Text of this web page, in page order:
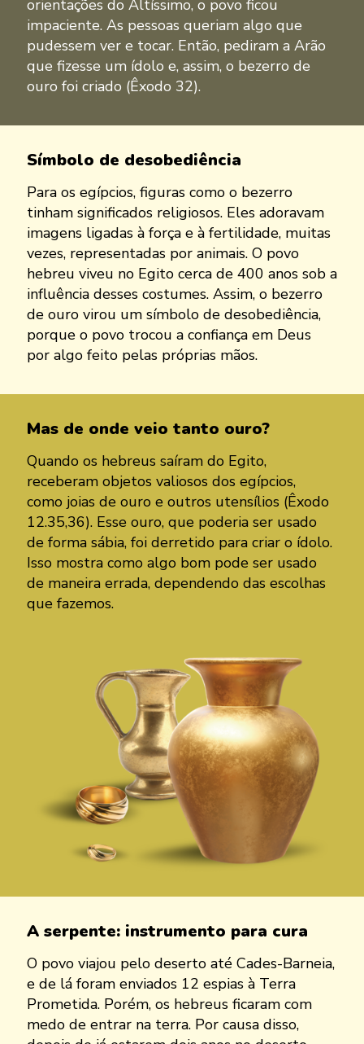
orientações do Altíssimo, o povo ficou
impaciente. As pessoas queriam algo que
pudessem ver e tocar. Então, pediram a Arão
que fizesse um ídolo e, assim, o bezerro de
ouro foi criado (Êxodo 32).
Símbolo de desobediência
Para os egípcios, figuras como o bezerro
tinham significados religiosos. Eles adoravam
imagens ligadas à força e à fertilidade, muitas
vezes, representadas por animais. O povo
hebreu viveu no Egito cerca de 400 anos sob a
influência desses costumes. Assim, o bezerro
de ouro virou um símbolo de desobediência,
porque o povo trocou a confiança em Deus
por algo feito pelas próprias mãos.
Mas de onde veio tanto ouro?
Quando os hebreus saíram do Egito,
receberam objetos valiosos dos egípcios,
como joias de ouro e outros utensílios (Êxodo
12.35,36). Esse ouro, que poderia ser usado
de forma sábia, foi derretido para criar o ídolo.
Isso mostra como algo bom pode ser usado
de maneira errada, dependendo das escolhas
que fazemos.
A serpente: instrumento para cura
O povo viajou pelo deserto até Cades-Barneia,
e de lá foram enviados 12 espias à Terra
Prometida. Porém, os hebreus ficaram com
medo de entrar na terra. Por causa disso,